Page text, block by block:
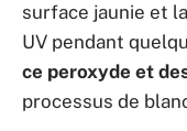
surface jaunie et
UV pendant
ce peroxyde et
processus de